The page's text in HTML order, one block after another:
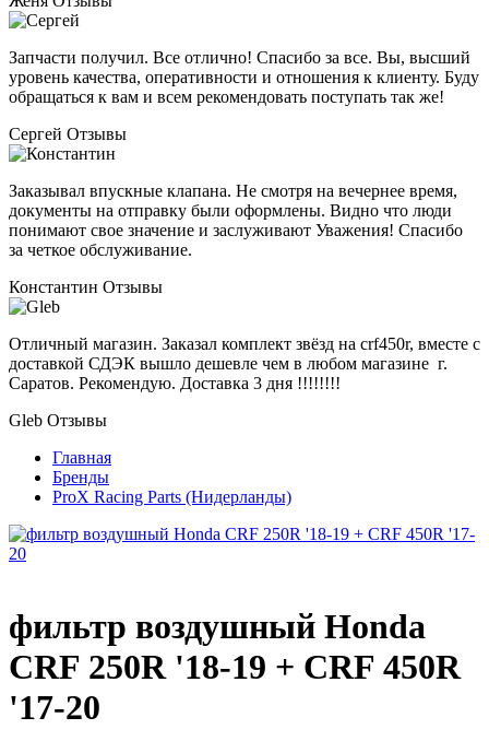
Запчасти получил. Все отлично! Спасибо за все. Вы, высший
уровень качества, оперативности и отношения к клиенту. Буду
обращаться к вам и всем рекомендовать поступать так же!
Сергей Отзывы
Заказывал впускные клапана. Не смотря на вечернее время,
документы на отправку были оформлены. Видно что люди
понимают свое значение и заслуживают Уважения! Спасибо
за четкое обслуживание.
Константин Отзывы
Отличный магазин. Заказал комплект звёзд на crf450r, вместе с
доставкой СДЭК вышло дешевле чем в любом магазине г.
Саратов. Рекомендую. Доставка 3 дня !!!!!!!!
Gleb Отзывы
Главная
Бренды
ProX Racing Parts (Нидерланды)
фильтр воздушный Honda
CRF 250R '18-19 + CRF 450R
'17-20